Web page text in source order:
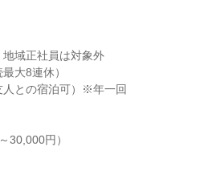
域正社員は対象外
大8連休）
人との宿泊可）※年一回
30,000円）